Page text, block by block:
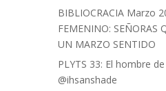
BIBLIOCRACIA Marzo
FEMENINO: SEÑORAS
UN MARZO SENTIDO
PLYTS 33: El hombre
@ihsanshade